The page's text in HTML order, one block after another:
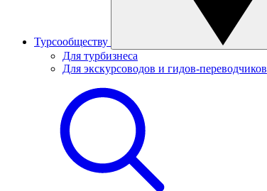
Турсообществу
Для турбизнеса
Для экскурсоводов и гидов-переводчиков